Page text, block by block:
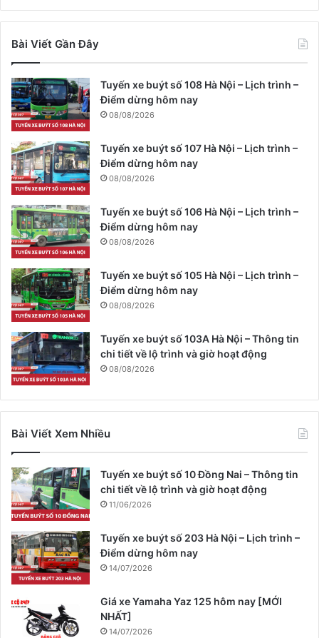
Bài Viết Gần Đây
Tuyến xe buýt số 108 Hà Nội – Lịch trình –
Điểm dừng hôm nay
08/08/2026
Tuyến xe buýt số 107 Hà Nội – Lịch trình –
Điểm dừng hôm nay
08/08/2026
Tuyến xe buýt số 106 Hà Nội – Lịch trình –
Điểm dừng hôm nay
08/08/2026
Tuyến xe buýt số 105 Hà Nội – Lịch trình –
Điểm dừng hôm nay
08/08/2026
Tuyến xe buýt số 103A Hà Nội – Thông tin
chi tiết về lộ trình và giờ hoạt động
08/08/2026
Bài Viết Xem Nhiều
Tuyến xe buýt số 10 Đồng Nai – Thông tin
chi tiết về lộ trình và giờ hoạt động
11/06/2026
Tuyến xe buýt số 203 Hà Nội – Lịch trình –
Điểm dừng hôm nay
14/07/2026
Giá xe Yamaha Yaz 125 hôm nay [MỚI
NHẤT]
14/07/2026